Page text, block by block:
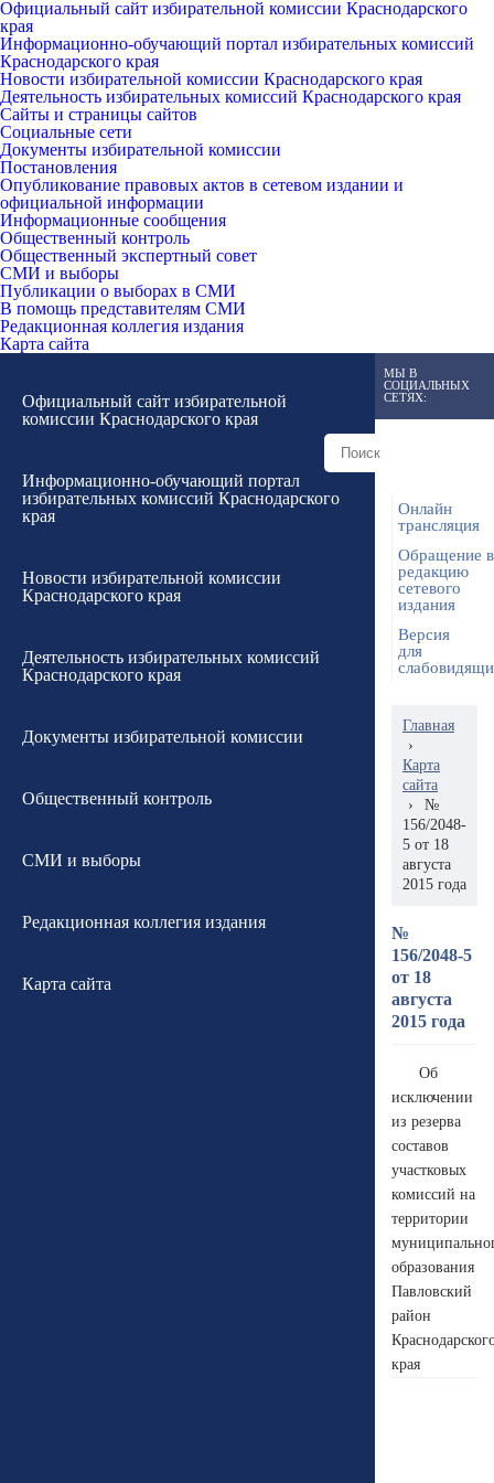
Официальный сайт избирательной комиссии Краснодарского
края
Информационно-обучающий портал избирательных комиссий
Краснодарского края
Новости избирательной комиссии Краснодарского края
Деятельность избирательных комиссий Краснодарского края
Сайты и страницы сайтов
Социальные сети
Документы избирательной комиссии
Постановления
Опубликование правовых актов в сетевом издании и
официальной информации
Информационные сообщения
Общественный контроль
Общественный экспертный совет
СМИ и выборы
Публикации о выборах в СМИ
В помощь представителям СМИ
Редакционная коллегия издания
Карта сайта
Официальный сайт избирательной
комиссии Краснодарского края
Информационно-обучающий портал
избирательных комиссий Краснодарского
края
Новости избирательной комиссии
Краснодарского края
Деятельность избирательных комиссий
Краснодарского края
Документы избирательной комиссии
Общественный контроль
СМИ и выборы
Редакционная коллегия издания
Карта сайта
МЫ В
СОЦИАЛЬНЫХ
СЕТЯХ:
Онлайн
трансляция
Обращение в
редакцию
сетевого
издания
Версия
для
Главная
›
Карта
сайта
›
№
156/2048-
5 от 18
августа
2015 года
№
156/2048-5
от 18
августа
2015 года
Об
исключении
из резерва
составов
участковых
комиссий на
территории
образования
Павловский
район
края